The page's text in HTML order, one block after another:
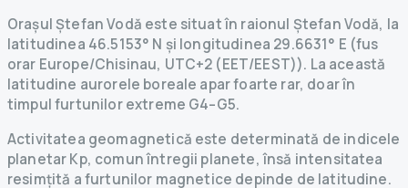
Orașul Ștefan Vodă este situat în raionul Ștefan Vodă, la
latitudinea 46.5153° N și longitudinea 29.6631° E (fus
orar Europe/Chisinau, UTC+2 (EET/EEST)). La această
latitudine aurorele boreale apar foarte rar, doar în
timpul furtunilor extreme G4–G5.
Activitatea geomagnetică este determinată de indicele
planetar Kp, comun întregii planete, însă intensitatea
resimțită a furtunilor magnetice depinde de latitudine.